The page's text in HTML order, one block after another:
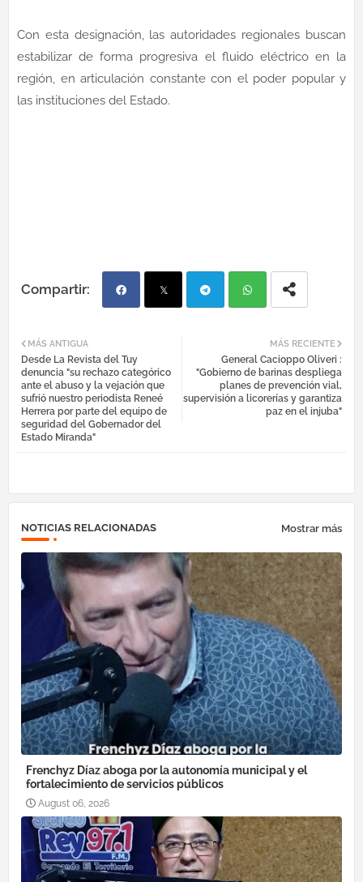
Con esta designación, las autoridades regionales buscan
estabilizar de forma progresiva el fluido eléctrico en la
región, en articulación constante con el poder popular y
las instituciones del Estado.
ebo
ok am
atsa
pp
MÁS RECIENTE
General Cacioppo Oliveri :
"Gobierno de barinas despliega
planes de prevención vial,
supervisión a licorerías y garantiza
paz en el injuba"
MÁS ANTIGUA
Desde La Revista del Tuy
denuncia "su rechazo categórico
ante el abuso y la vejación que
sufrió nuestro periodista Reneé
Herrera por parte del equipo de
seguridad del Gobernador del
Estado Miranda"
NOTICIAS RELACIONADAS Mostrar más
Frenchyz Díaz aboga por la autonomía municipal y el
fortalecimiento de servicios públicos
August 06, 2026